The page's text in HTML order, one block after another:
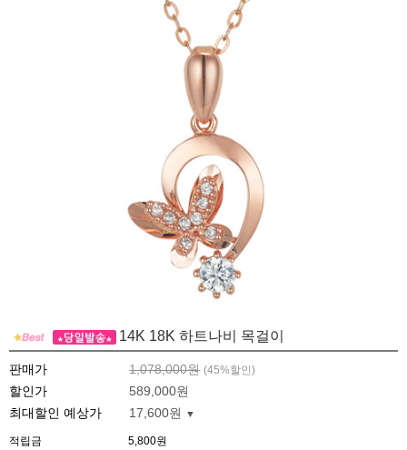
14K 18K 하트나비 목걸이
판매가 1,078,000원 (45%할인)
할인가
589,000원
최대할인 예상가
17,600원
적립금 5,800원